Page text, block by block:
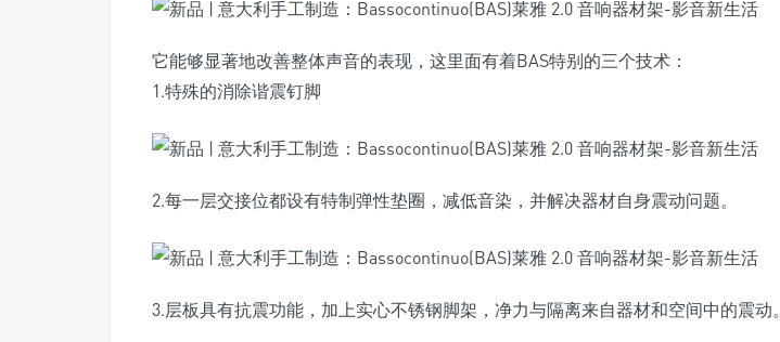
它能够显著地改善整体声音的表现，这里面有着BAS特别的三个技术：
1.特殊的消除谐震钉脚
2.每一层交接位都设有特制弹性垫圈，减低音染，并解决器材自身震动问题。
3.层板具有抗震功能，加上实心不锈钢脚架，净力与隔离来自器材和空间中的震动。